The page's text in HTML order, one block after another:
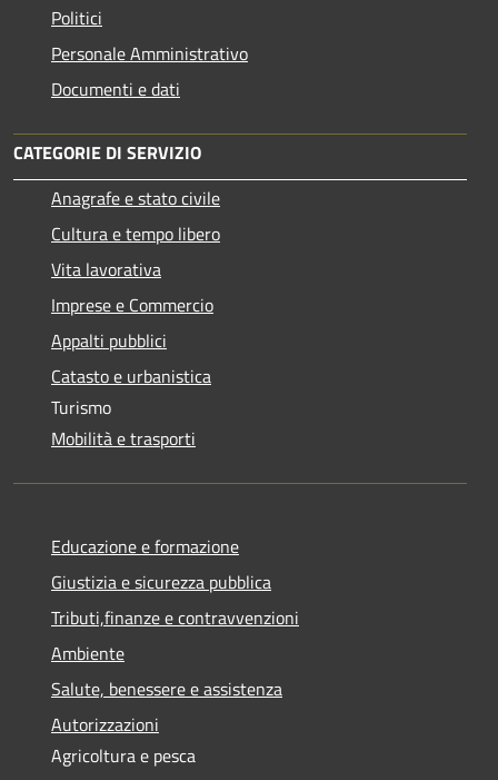
Politici
Personale Amministrativo
Documenti e dati
CATEGORIE DI SERVIZIO
Anagrafe e stato civile
Cultura e tempo libero
Vita lavorativa
Imprese e Commercio
Appalti pubblici
Catasto e urbanistica
Turismo
Mobilità e trasporti
Educazione e formazione
Giustizia e sicurezza pubblica
Tributi,finanze e contravvenzioni
Ambiente
Salute, benessere e assistenza
Autorizzazioni
Agricoltura e pesca